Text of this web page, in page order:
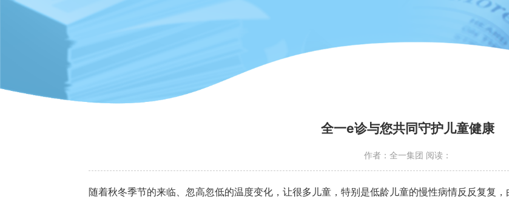
全一e诊与您共同守护儿童健康
作者：全一集团 阅读：
随着秋冬季节的来临、忽高忽低的温度变化，让很多儿童，特别是低龄儿童的慢性病情反反复复